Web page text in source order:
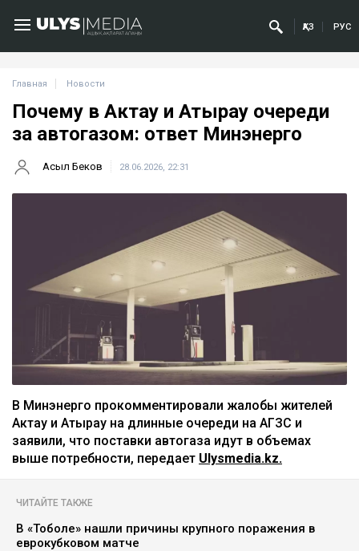
ҚАЗ РУС
Главная Новости
Почему в Актау и Атырау очереди
за автогазом: ответ Минэнерго
Асыл Беков 28.06.2026, 22:31
В Минэнерго прокомментировали жалобы жителей
Актау и Атырау на длинные очереди на АГЗС и
заявили, что поставки автогаза идут в объемах
выше потребности, передает Ulysmedia.kz.
ЧИТАЙТЕ ТАКЖЕ
В «Тоболе» нашли причины крупного поражения в
еврокубковом матче